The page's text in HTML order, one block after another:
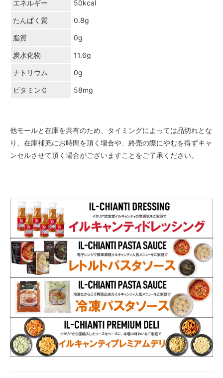
エネルギー 50kcal
たんぱく質 0.8g
脂質 0g
炭水化物 11.6g
ナトリウム 0g
ビタミンＣ 58mg
他モールと在庫を共有のため、タイミングによっては品切れとな
り、在庫補充にお時間を頂く場合や、終売の際にやむを得ずキャ
ンセルさせて頂く場合がございますことをご了承ください。